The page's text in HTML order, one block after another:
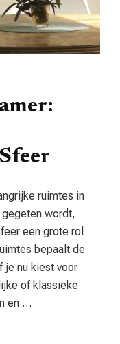
ruimtes in
gegeten wordt,
een grote rol
bepaalt de
je nu kiest voor
of klassieke
en …